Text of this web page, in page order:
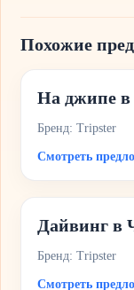
Похожие
На джипе в
Бренд: Tripster
Смотреть
Дайвинг в
Бренд: Tripster
Смотреть